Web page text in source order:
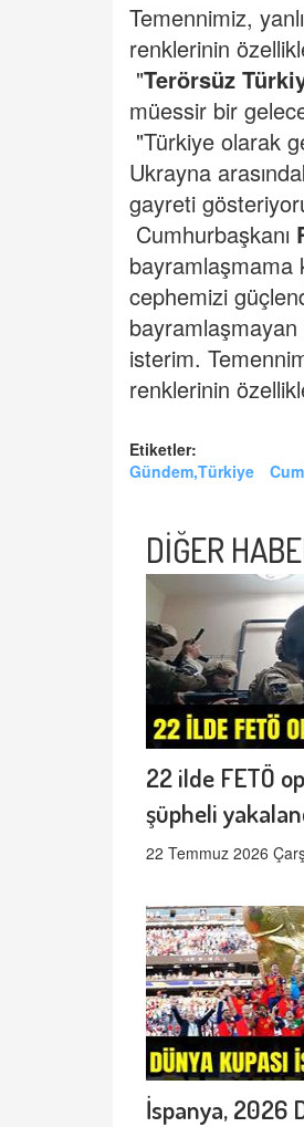
Temennimiz,
renklerinin
"Terörsüz
müessir bir
"Türkiye olarak
Ukrayna
gayreti
Cumhurbaşkanı
bayramlaşmama
cephemizi
isterim.
renklerinin
Etiketler:
Gündem,Türkiye
DİĞER
22 ilde FETÖ
şüpheli
22 Temmuz 2026
İspanya, 2026